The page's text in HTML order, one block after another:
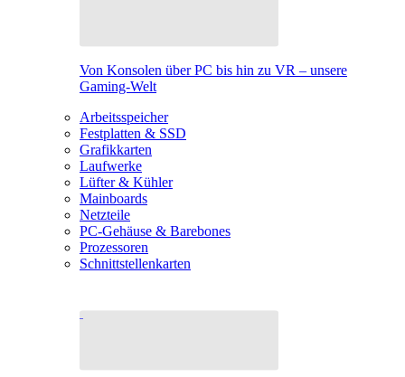
Von Konsolen über PC bis hin zu VR – unsere
Gaming-Welt
Arbeitsspeicher
Festplatten & SSD
Grafikkarten
Laufwerke
Lüfter & Kühler
Mainboards
Netzteile
PC-Gehäuse & Barebones
Prozessoren
Schnittstellenkarten